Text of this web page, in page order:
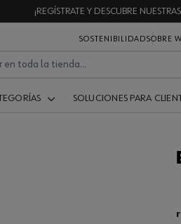
¡REGÍSTRATE Y DESCUBRE
SOSTENIBILIDADSOBRE
SOLUCIONES PARA